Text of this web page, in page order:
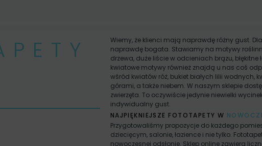
Wiemy, że klienci mają naprawdę różny gust.
naprawdę bogata. Stawiamy na motywy
drzewa, duże liście w odcieniach brązu, błękitne
kwiatowe motywy również znajdą u nas coś
wśród kwiatów róż, bukiet białych lilii wodnych,
górami, a także niebem. W naszym sklepie
zwierzęta. To oczywiście jedynie niewielki
indywidualny gust.
NAJPIĘKNIEJSZE FOTOTAPETY W
Przygotowaliśmy propozycje do każdego
dziecięcym, salonie, łazience i nie tylko.
nowoczesnej odsłonie. Sklep online zawiera